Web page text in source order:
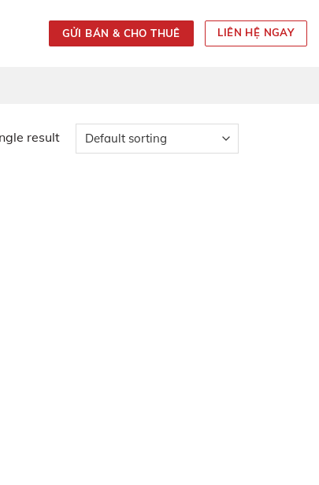
GỬI BÁN & CHO THUÊ LIÊN HỆ NGAY
result